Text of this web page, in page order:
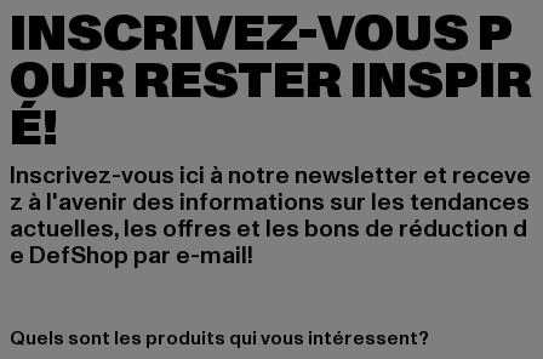
INSCRIVEZ-VOUS P
OUR RESTER INSPIR
É!
Inscrivez-vous ici à notre newsletter et receve
z à l'avenir des informations sur les tendances
actuelles, les offres et les bons de réduction d
e DefShop par e-mail!
Quels sont les produits qui vous intéressent?